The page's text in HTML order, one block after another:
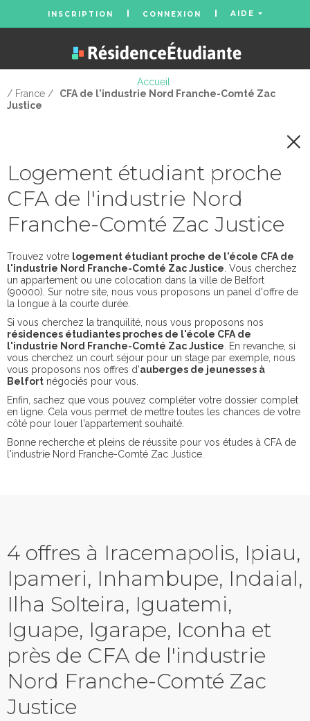
INSCRIPTION CONNEXION AIDE
Accueil
/ France /
CFA de l'industrie Nord Franche-Comté Zac
Justice
Logement étudiant proche
CFA de l'industrie Nord
Franche-Comté Zac Justice
Trouvez votre logement étudiant proche de l'école CFA de
l'industrie Nord Franche-Comté Zac Justice . Vous cherchez
un appartement ou une colocation dans la ville de Belfort
(90000). Sur notre site, nous vous proposons un panel d'offre de
la longue à la courte durée.
Si vous cherchez la tranquilité, nous vous proposons nos
résidences étudiantes proches de l'école CFA de
l'industrie Nord Franche-Comté Zac Justice . En revanche, si
vous cherchez un court séjour pour un stage par exemple, nous
vous proposons nos offres d'auberges de jeunesses à
Belfort négociés pour vous.
Enfin, sachez que vous pouvez compléter votre dossier complet
en ligne. Cela vous permet de mettre toutes les chances de votre
côté pour louer l'appartement souhaité.
Bonne recherche et pleins de réussite pour vos études à CFA de
l'industrie Nord Franche-Comté Zac Justice.
4 offres à Iracemapolis, Ipiau,
Ipameri, Inhambupe, Indaial,
Ilha Solteira, Iguatemi,
Iguape, Igarape, Iconha et
près de CFA de l'industrie
Nord Franche-Comté Zac
Justice